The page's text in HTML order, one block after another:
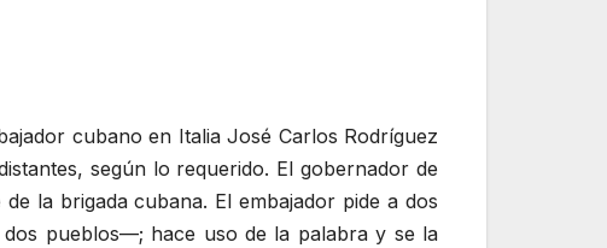
cubano en Italia José Carlos Rodríguez
según lo requerido. El gobernador de
la brigada cubana. El embajador pide a dos
pueblos—; hace uso de la palabra y se la